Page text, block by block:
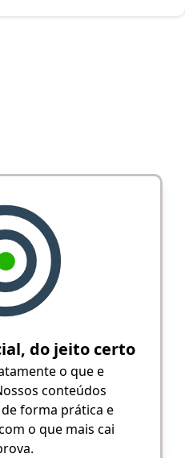
do jeito certo
o que e
conteúdos
forma prática e
o que mais cai